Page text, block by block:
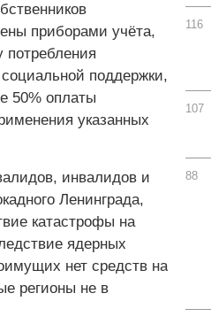
приборами учёта,
поддержки,
50% оплаты
указанных
инвалидов и
Ленинграда,
катастрофы на
ядерных
нет средств на
регионы не в
116
107
88